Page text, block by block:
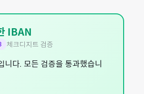
IBAN
체크디지트 검증
니다. 모든 검증을 통과했습니